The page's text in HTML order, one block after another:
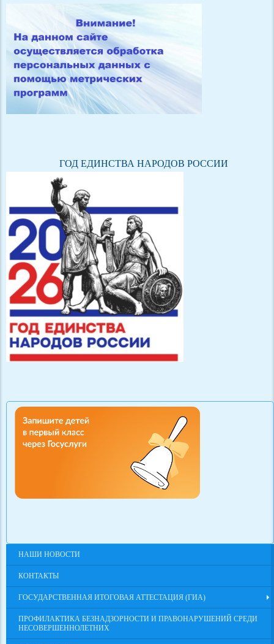
ГОД ЕДИНСТВА НАРОДОВ РОССИИ
НАШИ НОВОСТИ
КОНТАКТЫ
ГОСУДАРСТВЕННАЯ ИТОГОВАЯ АТТЕСТАЦИЯ (ГИА)
ПРОФИЛАКТИКА БЕЗНАДЗОРНОСТИ И ПРАВОНАРУШЕНИЙ СРЕДИ
НЕСОВЕРШЕННОЛЕТНИХ